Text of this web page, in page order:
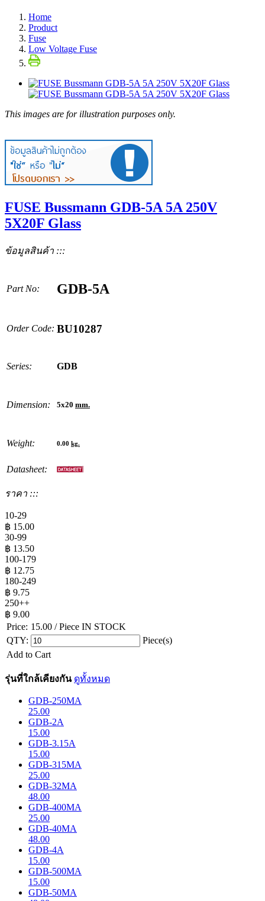
Home
Product
Fuse
Low Voltage Fuse
This images are for illustration purposes only.
FUSE Bussmann GDB-5A 5A 250V
5X20F Glass
ข้อมูลสินค้า :::
Part No: GDB-5A
Order Code: BU10287
Series: GDB
Dimension: 5x20 mm.
Weight: 0.00 kg.
Datasheet:
ราคา :::
10-29
฿ 15.00
30-99
฿ 13.50
100-179
฿ 12.75
180-249
฿ 9.75
250++
฿ 9.00
Price: 15.00 / Piece IN STOCK
QTY:
Piece(s)
Add to Cart
รุ่นที่ใกล้เคียงกัน ดูทั้งหมด
GDB-250MA
25.00
GDB-2A
15.00
GDB-3.15A
15.00
GDB-315MA
25.00
GDB-32MA
48.00
GDB-400MA
25.00
GDB-40MA
48.00
GDB-4A
15.00
GDB-500MA
15.00
GDB-50MA